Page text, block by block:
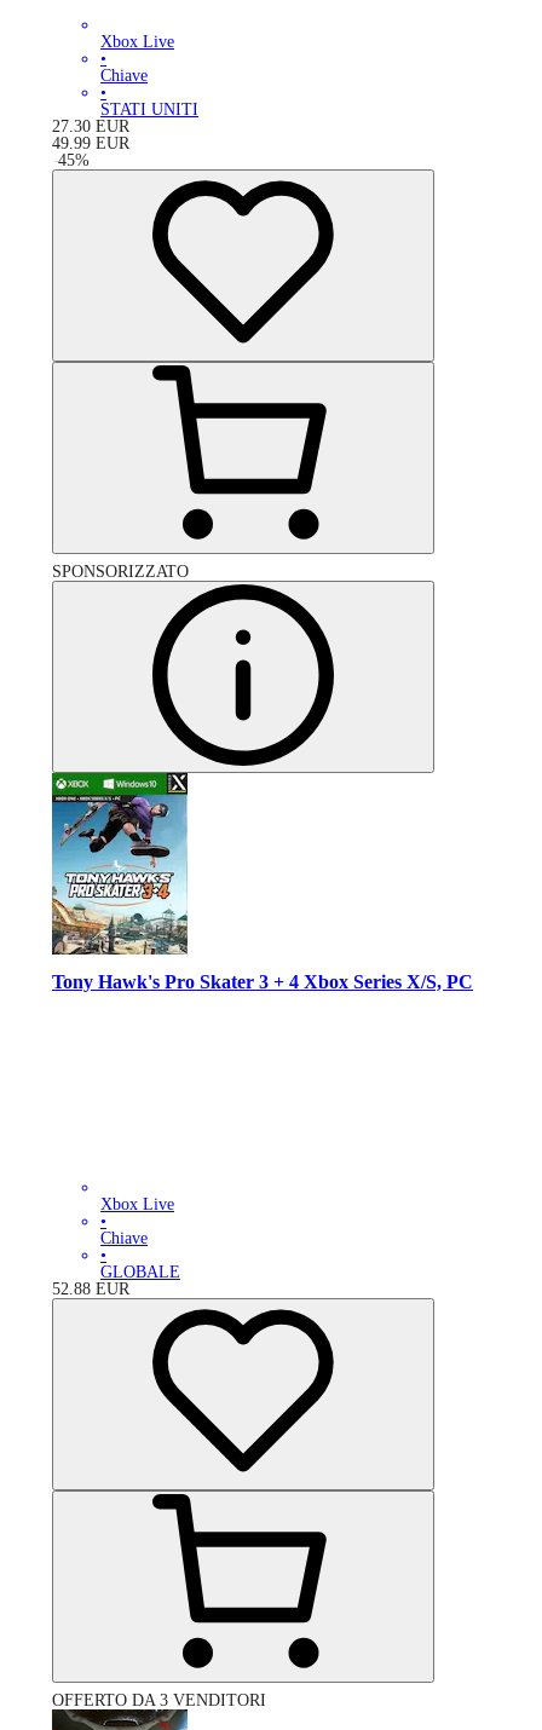
Xbox Live
•
Chiave
•
STATI UNITI
27.30 EUR
49.99 EUR
-45%
SPONSORIZZATO
Tony Hawk's Pro Skater 3 + 4 Xbox Series X/S, PC
Xbox Live
•
Chiave
•
GLOBALE
52.88 EUR
OFFERTO DA 3 VENDITORI